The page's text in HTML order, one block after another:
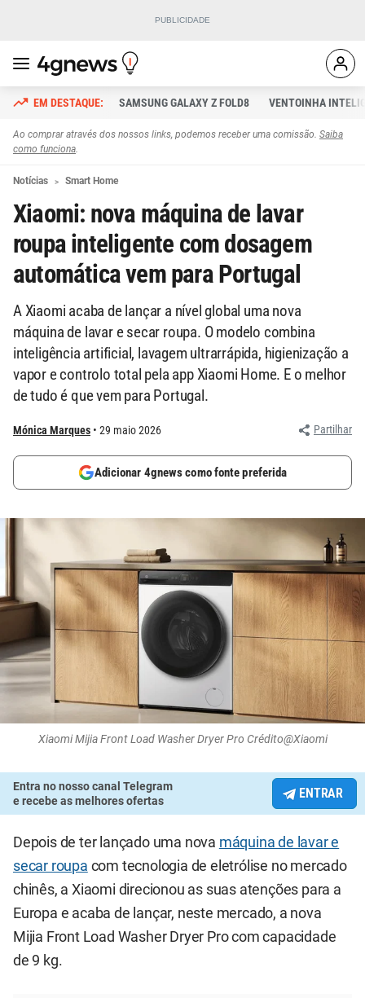
SAMSUNG GALAXY Z FOLD8 VENTOINHA
Ao comprar através dos nossos links, podemos receber uma comissão. Saiba
como funciona.
Notícias Smart Home
Xiaomi: nova máquina de lavar
roupa inteligente com dosagem
automática vem para Portugal
A Xiaomi acaba de lançar a nível global uma nova
máquina de lavar e secar roupa. O modelo combina
inteligência artificial, lavagem ultrarrápida, higienização a
vapor e controlo total pela app Xiaomi Home. E o melhor
de tudo é que vem para Portugal.
Mónica Marques 29 maio 2026 Partilhar
Adicionar 4gnews como fonte preferida
Xiaomi Mijia Front Load Washer Dryer Pro Crédito@Xiaomi
Entra no nosso canal Telegram
e recebe as melhores ofertas
ENTRAR
Depois de ter lançado uma nova máquina de lavar e
secar roupa com tecnologia de eletrólise no mercado
chinês, a Xiaomi direcionou as suas atenções para a
Europa e acaba de lançar, neste mercado, a nova
Mijia Front Load Washer Dryer Pro com capacidade
de 9 kg.